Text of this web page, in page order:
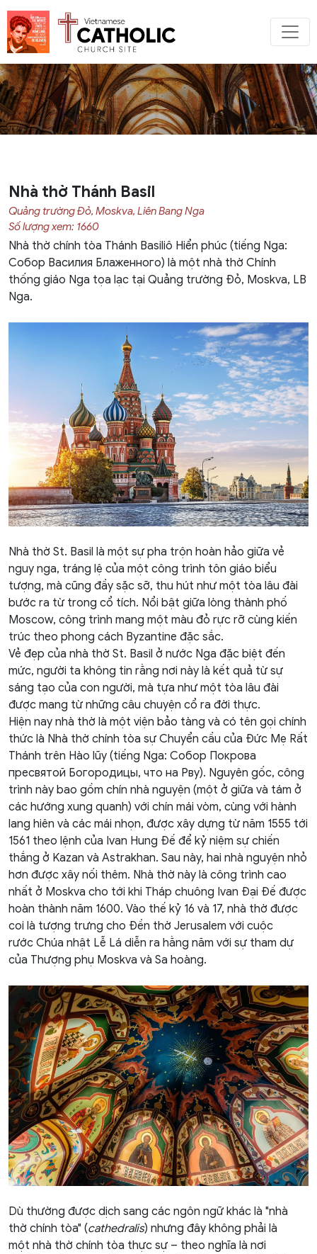
Nhà thờ Thánh Basil
Quảng trường Đỏ, Moskva, Liên Bang Nga
Số lượng xem: 1660
Nhà thờ chính tòa Thánh Basiliô Hiển phúc (tiếng Nga:
Собор Василия Блаженного) là một nhà thờ Chính
thống giáo Nga tọa lạc tại Quảng trường Đỏ, Moskva, LB
Nga.
Nhà thờ St. Basil là một sự pha trộn hoàn hảo giữa vẻ
nguy nga, tráng lệ của một công trình tôn giáo biểu
tượng, mà cũng đầy sặc sỡ, thu hút như một tòa lâu đài
bước ra từ trong cổ tích. Nổi bật giữa lòng thành phố
Moscow, công trình mang một màu đỏ rực rỡ cùng kiến
trúc theo phong cách Byzantine đặc sắc.
Vẻ đẹp của nhà thờ St. Basil ở nước Nga đặc biệt đến
mức, người ta không tin rằng nơi này là kết quả từ sự
sáng tạo của con người, mà tựa như một tòa lâu đài
được mang từ những câu chuyện cổ ra đời thực.
Hiện nay nhà thờ là một viện bảo tàng và có tên gọi chính
thức là Nhà thờ chính tòa sự Chuyển cầu của Đức Mẹ Rất
Thánh trên Hào lũy (tiếng Nga: Собор Покрова
пресвятой Богородицы, что на Рву). Nguyên gốc, công
trình này bao gồm chín nhà nguyện (một ở giữa và tám ở
các hướng xung quanh) với chín mái vòm, cùng với hành
lang hiên và các mái nhọn, được xây dựng từ năm 1555 tới
1561 theo lệnh của Ivan Hung Đế để kỷ niệm sự chiến
thắng ở Kazan và Astrakhan. Sau này, hai nhà nguyện nhỏ
hơn được xây nối thêm. Nhà thờ này là công trình cao
nhất ở Moskva cho tới khi Tháp chuông Ivan Đại Đế được
hoàn thành năm 1600. Vào thế kỷ 16 và 17, nhà thờ được
coi là tượng trưng cho Đền thờ Jerusalem với cuộc
rước Chúa nhật Lễ Lá diễn ra hằng năm với sự tham dự
của Thượng phụ Moskva và Sa hoàng.
Dù thường được dịch sang các ngôn ngữ khác là "nhà
thờ chính tòa" (cathedralis) nhưng đây không phải là
một nhà thờ chính tòa thực sự – theo nghĩa là nơi